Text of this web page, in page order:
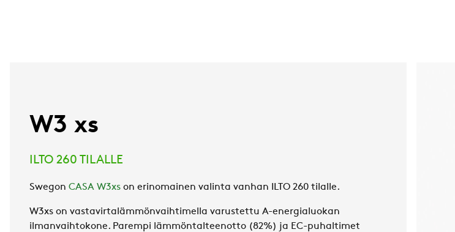
W3 xs
ILTO 260 TILALLE
Swegon CASA W3xs on erinomainen valinta vanhan ILTO 260 tilalle.
W3xs on vastavirtalämmönvaihtimella varustettu A-energialuokan
ilmanvaihtokone. Parempi lämmöntalteenotto (82%) ja EC-puhaltimet